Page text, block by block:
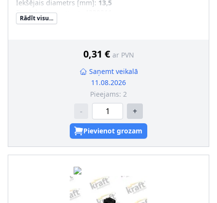
Iekšējais diametrs [mm]: 13,5
Produkcijas numurs
Rādīt visu...
0,31 € ar PVN
Saņemt veikalā
11.08.2026
Pieejams: 2
- +
Pievienot grozam